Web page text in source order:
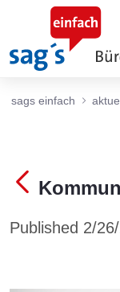
Skip to Main Content
sags einfach
Published 2/